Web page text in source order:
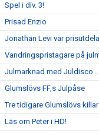
Spel i div. 3!
Prisad Enzio
Jonathan Levi var
Vandringspristagare på
Julmarknad med Juldisco…
Glumslövs FF,s Julpåse
Tre tidigare Glumslövs
Läs om Peter i HD!